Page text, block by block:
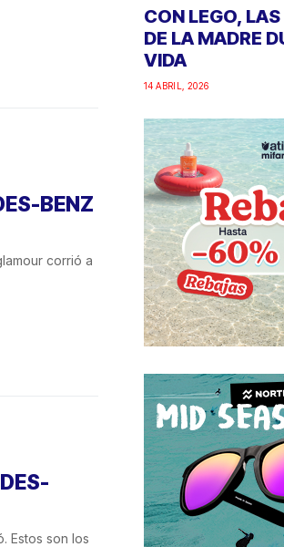
BENZ
corrió a
Estos son los
CON LEGO,
DE LA MADRE
VIDA
14 ABRIL, 2026